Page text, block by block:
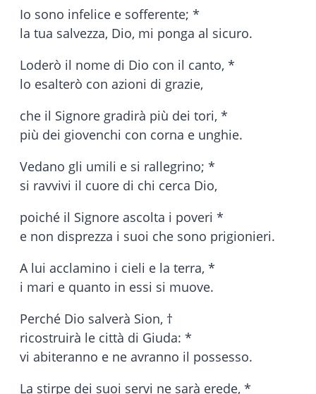
Io sono infelice e sofferente; *
la tua salvezza, Dio, mi ponga al sicuro.
Loderò il nome di Dio con il canto, *
lo esalterò con azioni di grazie,
che il Signore gradirà più dei tori, *
più dei giovenchi con corna e unghie.
Vedano gli umili e si rallegrino; *
si ravvivi il cuore di chi cerca Dio,
poiché il Signore ascolta i poveri *
e non disprezza i suoi che sono prigionieri.
A lui acclamino i cieli e la terra, *
i mari e quanto in essi si muove.
Perché Dio salverà Sion, †
ricostruirà le città di Giuda: *
vi abiteranno e ne avranno il possesso.
La stirpe dei suoi servi ne sarà erede, *